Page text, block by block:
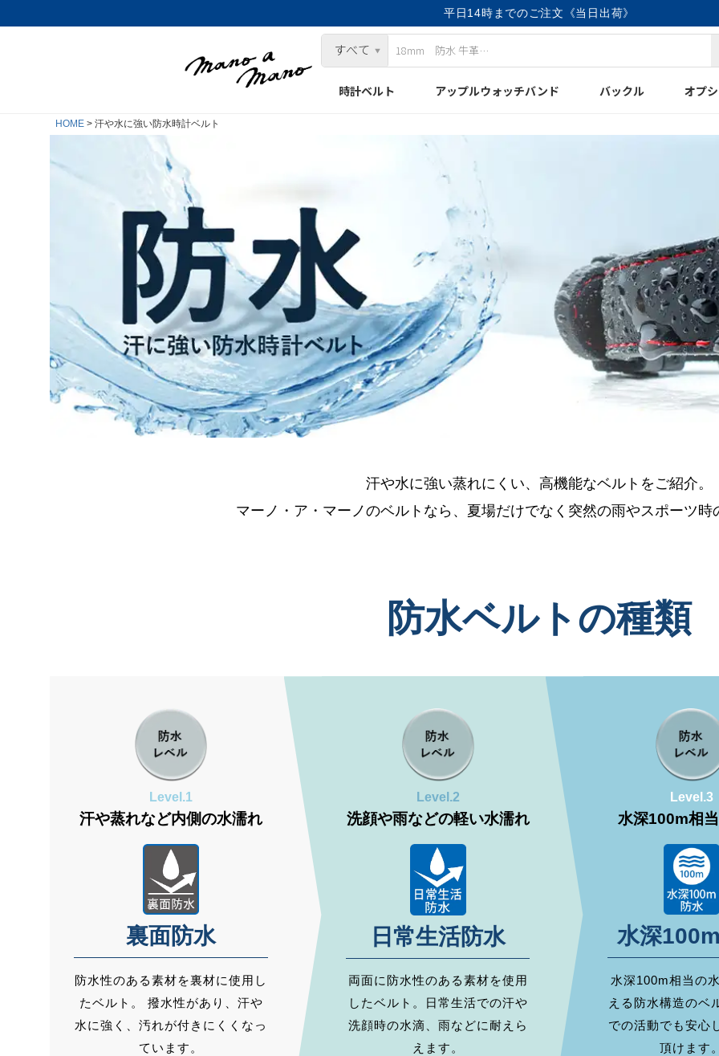
平日14時までのご注文《当日出荷》
時計ベルト アップルウォッチバンド バックル オプ
HOME 汗や水に強い防水時計ベルト
汗や水に強い蒸れにくい、高機能なベルトをご紹介。
マーノ・ア・マーノのベルトなら、夏場だけでなく突然の雨やスポーツ時
防水ベルトの種類
Level.1
汗や蒸れなど内側の水濡れ
裏面防水
防水性のある素材を裏材に使用し
たベルト。 撥水性があり、汗や
水に強く、汚れが付きにくくなっ
ています。
Level.2
洗顔や雨などの軽い水濡れ
日常生活防水
両面に防水性のある素材を使用
したベルト。日常生活での汗や
洗顔時の水滴、雨などに耐えら
えます。
Level.3
水深100m相
水深
水深100m相当の
える防水構造のベ
での活動でも安心
頂けます